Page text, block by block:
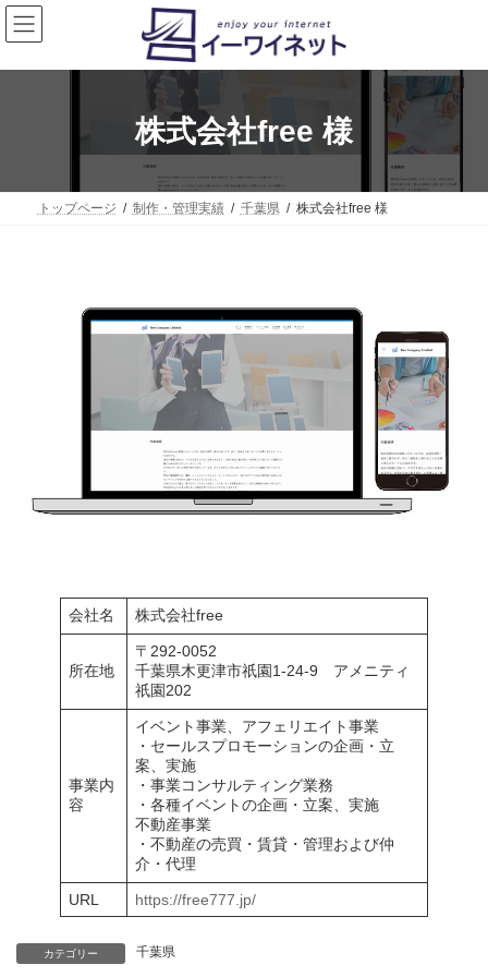
コ
ン
テ
ン
ナ
ビ
ゲ
ー
株式会社free 様
トップページ 制作・管理実績 千葉県 株式会社free 様
会社名 株式会社free
所在地
〒292-0052
千葉県木更津市祇園1-24-9 アメニティ
祇園202
事業内
容
イベント事業、アフェリエイト事業
・セールスプロモーションの企画・立
案、実施
・事業コンサルティング業務
・各種イベントの企画・立案、実施
不動産事業
・不動産の売買・賃貸・管理および仲
介・代理
URL https://free777.jp/
カテゴリー 千葉県